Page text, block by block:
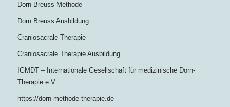
Dorn Breuss Methode
Dorn Breuss Ausbildung
Craniosacrale Therapie
Craniosacrale Therapie Ausbildung
IGMDT – Internationale Gesellschaft für medizinische Dorn-
Therapie e.V
https://dorn-methode-therapie.de